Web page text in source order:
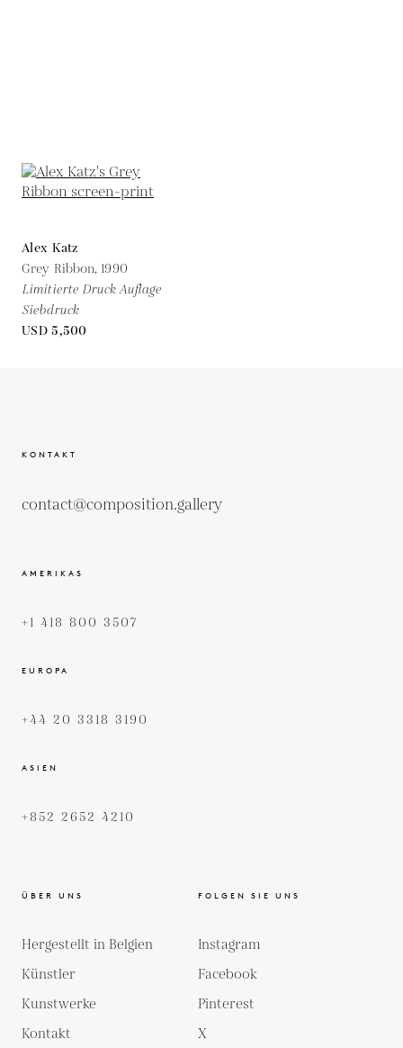
Alex Katz
Grey Ribbon, 1990
Limitierte Druck Auflage
Siebdruck
USD 5,500
KONTAKT
contact@composition.gallery
AMERIKAS
+1 418 800 3507
EUROPA
+44 20 3318 3190
ASIEN
+852 2652 4210
ÜBER UNS
Hergestellt in Belgien
Künstler
Kunstwerke
Kontakt
FOLGEN SIE UNS
Instagram
Facebook
Pinterest
X